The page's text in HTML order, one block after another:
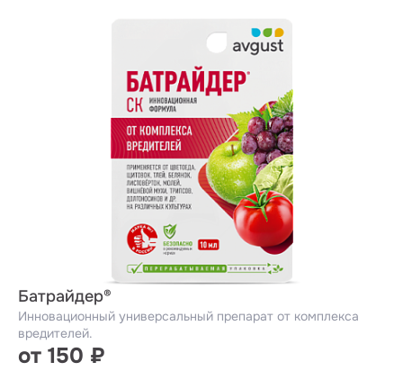
Батрайдер®
Инновационный универсальный препарат от комплекса
вредителей.
от 150 ₽